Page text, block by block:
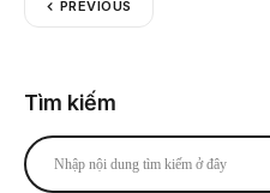
PREVIOUS
Tìm kiếm